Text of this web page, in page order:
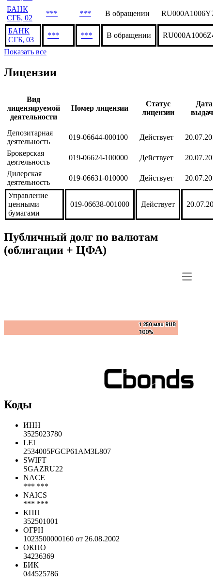
БАНК
СГБ, 02
*** *** В обращении RU000A1006Y7
БАНК
СГБ, 03
*** *** В обращении
RU000A1006Z4
Показать все
Лицензии
Вид
лицензируемой
деятельности
Номер лицензии
Статус
лицензии
Дата
выдачи
Депозитарная
деятельность
019-06644-000100 Действует
Брокерская
деятельность
019-06624-100000 Действует
Дилерская
деятельность
019-06631-010000 Действует
Управление
ценными
бумагами
019-06638-001000 Действует
Публичный долг по валютам
(облигации + ЦФА)
1 250 млн RUB
100%
1 250 млн RUB
100%
Коды
ИНН
3525023780
LEI
2534005FGCP61AM3L807
SWIFT
SGAZRU22
NACE
*** ***
NAICS
*** ***
КПП
352501001
ОГРН
1023500000160 от 26.08.2002
ОКПО
34236369
БИК
044525786